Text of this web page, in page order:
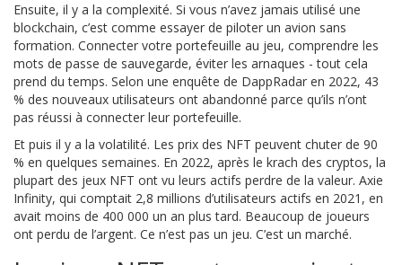
Ensuite, il y a la complexité. Si vous n’avez jamais utilisé une
blockchain, c’est comme essayer de piloter un avion sans
formation. Connecter votre portefeuille au jeu, comprendre les
mots de passe de sauvegarde, éviter les arnaques - tout cela
prend du temps. Selon une enquête de DappRadar en 2022, 43
% des nouveaux utilisateurs ont abandonné parce qu’ils n’ont
pas réussi à connecter leur portefeuille.
Et puis il y a la volatilité. Les prix des NFT peuvent chuter de 90
% en quelques semaines. En 2022, après le krach des cryptos, la
plupart des jeux NFT ont vu leurs actifs perdre de la valeur. Axie
Infinity, qui comptait 2,8 millions d’utilisateurs actifs en 2021, en
avait moins de 400 000 un an plus tard. Beaucoup de joueurs
ont perdu de l’argent. Ce n’est pas un jeu. C’est un marché.